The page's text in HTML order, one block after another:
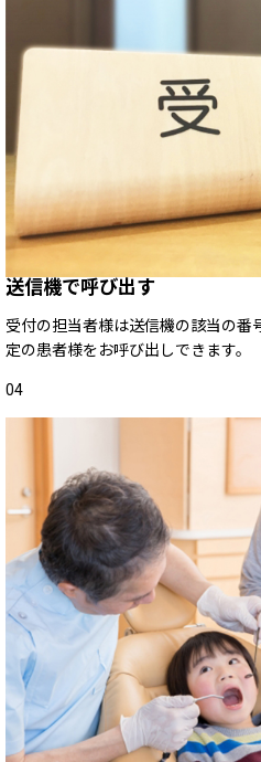
送信機で呼び出す
受付の担当者様は送信機の該当の番
定の患者様をお呼び出しできます。
04